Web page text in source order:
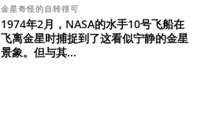
金星奇怪的自转很可
1974年2月，NASA的水手10号飞船在
飞离金星时捕捉到了这看似宁静的金星
景象。但与其...